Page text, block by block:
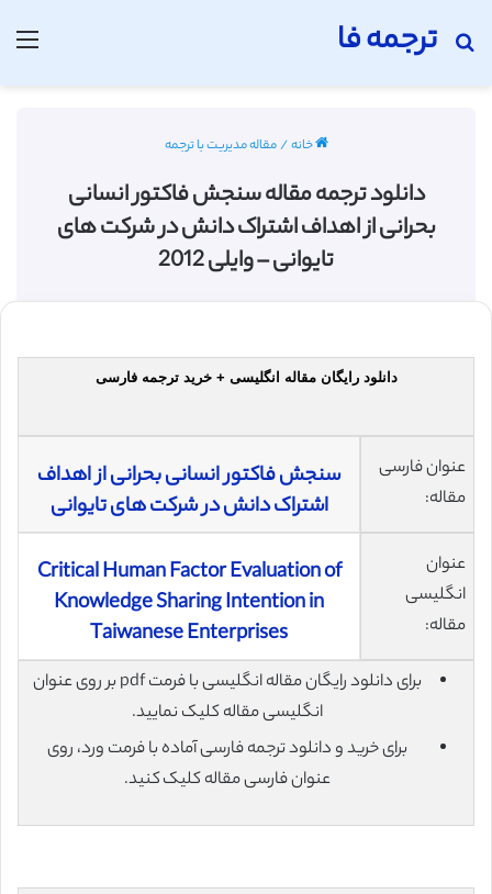
ترجمه فا
جستجو برای
خانه/مقاله مدیریت با ترجمه
دانلود ترجمه مقاله سنجش فاکتور انسانی
بحرانی از اهداف اشتراک دانش در شرکت های
تایوانی – وایلی 2012
دانلود رایگان مقاله انگلیسی + خرید ترجمه فارسی
عنوان فارسی
مقاله:
سنجش فاکتور انسانی بحرانی از اهداف
اشتراک دانش در شرکت های تایوانی
عنوان
انگلیسی
مقاله:
Critical Human Factor Evaluation of
Knowledge Sharing Intention in
Taiwanese Enterprises
برای دانلود رایگان مقاله انگلیسی با فرمت pdf بر روی عنوان
انگلیسی مقاله کلیک نمایید.
برای خرید و دانلود ترجمه فارسی آماده با فرمت ورد، روی
عنوان فارسی مقاله کلیک کنید.